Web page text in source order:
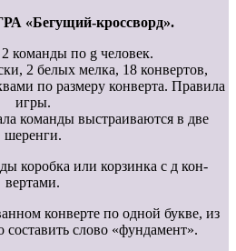
«Бегущий-кроссворд».
команды по g человек.
2 белых мелка, 18 конвертов,
по размеру конверта. Правила
игры.
команды выстраиваются в две
шеренги.
коробка или корзинка с д кон-
вертами.
конверте по одной букве, из
составить слово «фундамент».